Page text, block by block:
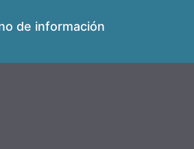
de información